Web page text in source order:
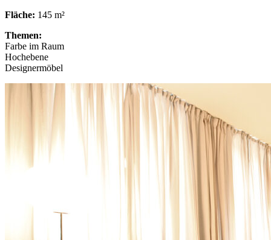
Fläche: 145 m²
Themen:
Farbe im Raum
Hochebene
Designermöbel